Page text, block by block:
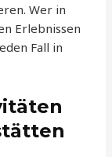
Wer in
Erlebnissen
Fall in